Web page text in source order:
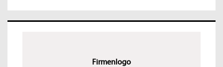
Firmenlogo